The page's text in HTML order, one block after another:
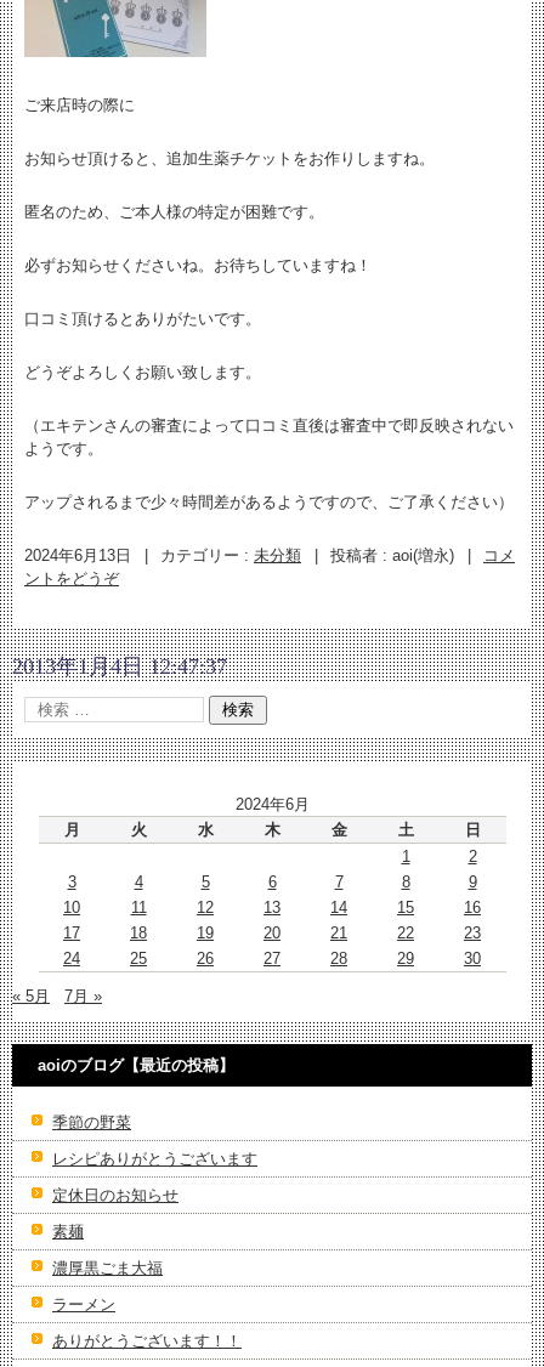
ご来店時の際に
お知らせ頂けると、追加生薬チケットをお作りしますね。
匿名のため、ご本人様の特定が困難です。
必ずお知らせくださいね。お待ちしていますね！
口コミ頂けるとありがたいです。
どうぞよろしくお願い致します。
（エキテンさんの審査によって口コミ直後は審査中で即反映されない
ようです。
アップされるまで少々時間差があるようですので、ご了承ください）
2024年6月13日 カテゴリー : 未分類 投稿者 : aoi(増永)
コメ
ントをどうぞ
2013年1月4日 12:47:37
2024年6月
月
火 水 木 金 土
日
1
2
3
4 5 6 7 8
9
10
11 12 13 14 15
16
17
18 19 20 21 22
23
24
25 26 27 28 29 30
« 5月 7月 »
aoiのブログ【最近の投稿】
季節の野菜
レシピありがとうございます
定休日のお知らせ
素麺
濃厚黒ごま大福
ラーメン
ありがとうございます！！